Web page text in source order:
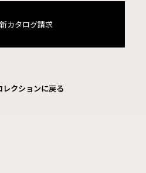
カタログ請求
クションに戻る